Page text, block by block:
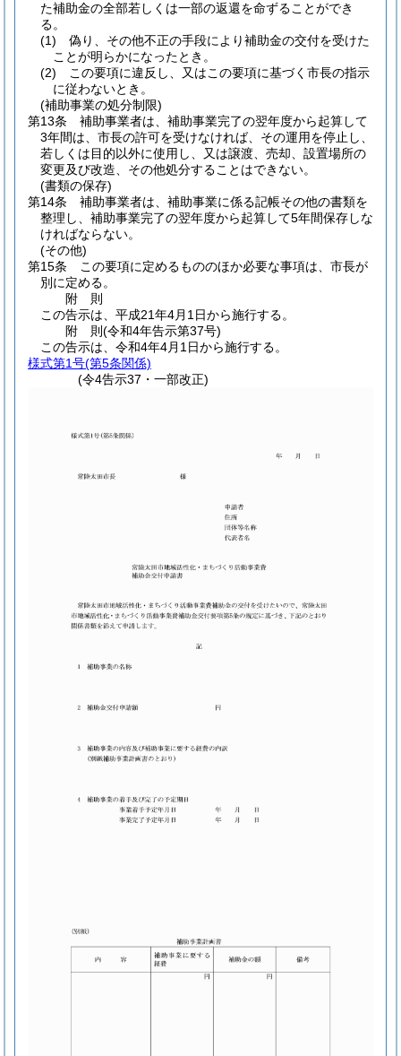
た補助金の全部若しくは一部の返還を命ずることができ
る。
(1)
偽り、その他不正の手段により補助金の交付を受けた
ことが明らかになったとき。
(2)
この要項に違反し、又はこの要項に基づく市長の指示
に従わないとき。
(補助事業の処分制限)
第13条
補助事業者は、補助事業完了の翌年度から起算して
3年間は、市長の許可を受けなければ、その運用を停止し、
若しくは目的以外に使用し、又は譲渡、売却、設置場所の
変更及び改造、その他処分することはできない。
(書類の保存)
第14条
補助事業者は、補助事業に係る記帳その他の書類を
整理し、補助事業完了の翌年度から起算して5年間保存しな
ければならない。
(その他)
第15条
この要項に定めるもののほか必要な事項は、市長が
別に定める。
附 則
この告示は、平成21年4月1日から施行する。
附 則(令和4年告示第37号)
この告示は、令和4年4月1日から施行する。
様式第1号(第5条関係)
(令4告示37・一部改正)